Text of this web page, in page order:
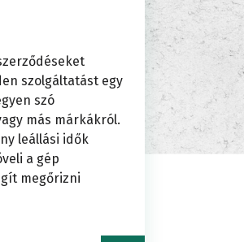
szolgáltatást egy
szó
más márkákról.
leállási idők
a gép
megőrizni